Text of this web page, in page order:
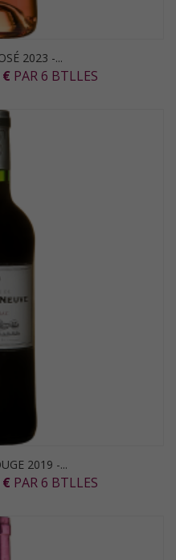
2023 -...
PAR 6 BTLLES
2019 -...
PAR 6 BTLLES